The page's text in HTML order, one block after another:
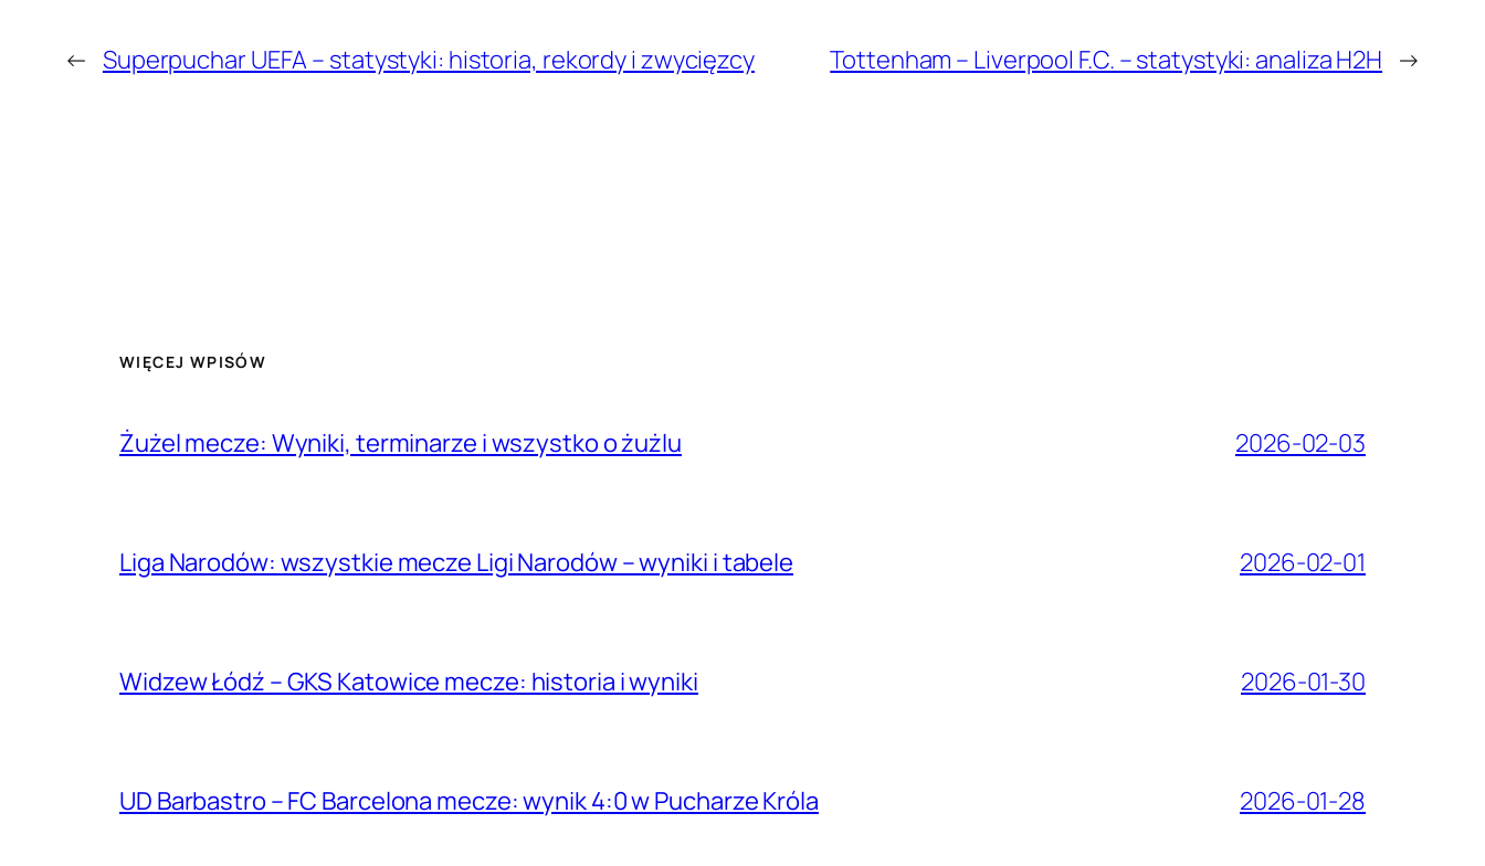
← Superpuchar UEFA – statystyki: historia, rekordy i zwycięzcy Tottenham – Liverpool F.C. – statystyki: analiza H2H →
WIĘCEJ WPISÓW
Żużel mecze: Wyniki, terminarze i wszystko o żużlu 2026-02-03
Liga Narodów: wszystkie mecze Ligi Narodów – wyniki i tabele 2026-02-01
Widzew Łódź – GKS Katowice mecze: historia i wyniki 2026-01-30
UD Barbastro – FC Barcelona mecze: wynik 4:0 w Pucharze Króla 2026-01-28